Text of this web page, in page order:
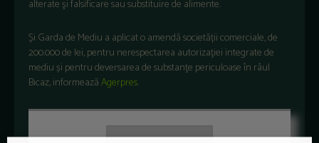
alterate şi falsificare sau substituire de alimente.
Și Garda de Mediu a aplicat o amendă societății comerciale, de
200.000 de lei, pentru nerespectarea autorizaţiei integrate de
mediu și pentru deversarea de substanţe periculoase în râul
Bicaz, informeazăAgerpres.